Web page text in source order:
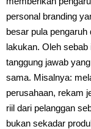
personal branding
besar pula
lakukan. Oleh
tanggung jawab
sama. Misalnya:
perusahaan, rekam
riil dari pelanggan
bukan sekadar